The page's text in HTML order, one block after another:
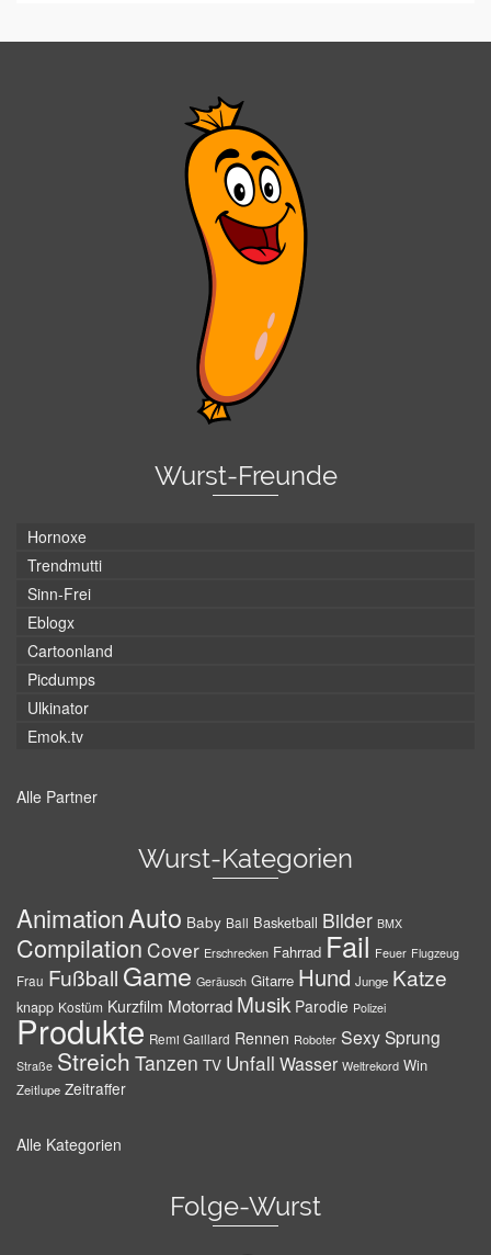
Wurst-Freunde
Hornoxe
Trendmutti
Sinn-Frei
Eblogx
Cartoonland
Picdumps
Ulkinator
Emok.tv
Alle Partner
Wurst-Kategorien
AnimationAuto Baby Ball Basketball Bilder BMX
Compilation Cover Erschrecken Fahrrad Fail Feuer Flugzeug
Frau Fußball Game Geräusch Gitarre Hund Junge Katze
knapp Kostüm Kurzfilm Motorrad Musik Parodie Polizei
Produkte Remi Gaillard Rennen Roboter SexySprung
Straße Streich Tanzen TV Unfall Wasser Weltrekord Win
Zeitlupe Zeitraffer
Alle Kategorien
Folge-Wurst